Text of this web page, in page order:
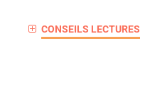
CONSEILS LECTURES